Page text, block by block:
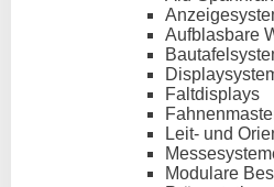
Aufblasbare
Faltdisplays
Leit- und
Modulare